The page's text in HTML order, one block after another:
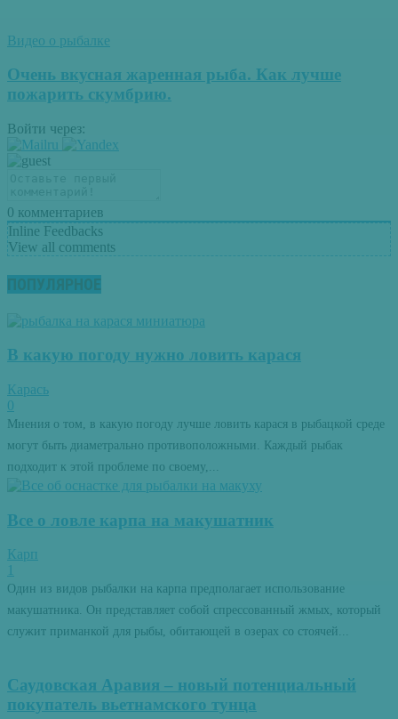
Видео о рыбалке
Очень вкусная жаренная рыба. Как лучше
пожарить скумбрию.
Войти через:
0 комментариев
Inline Feedbacks
View all comments
ПОПУЛЯРНОЕ
В какую погоду нужно ловить карася
Карась
0
Мнения о том, в какую погоду лучше ловить карася в рыбацкой среде
могут быть диаметрально противоположными. Каждый рыбак
подходит к этой проблеме по своему,...
Все о ловле карпа на макушатник
Карп
1
Один из видов рыбалки на карпа предполагает использование
макушатника. Он представляет собой спрессованный жмых, который
служит приманкой для рыбы, обитающей в озерах со стоячей...
Саудовская Аравия – новый потенциальный
покупатель вьетнамского тунца